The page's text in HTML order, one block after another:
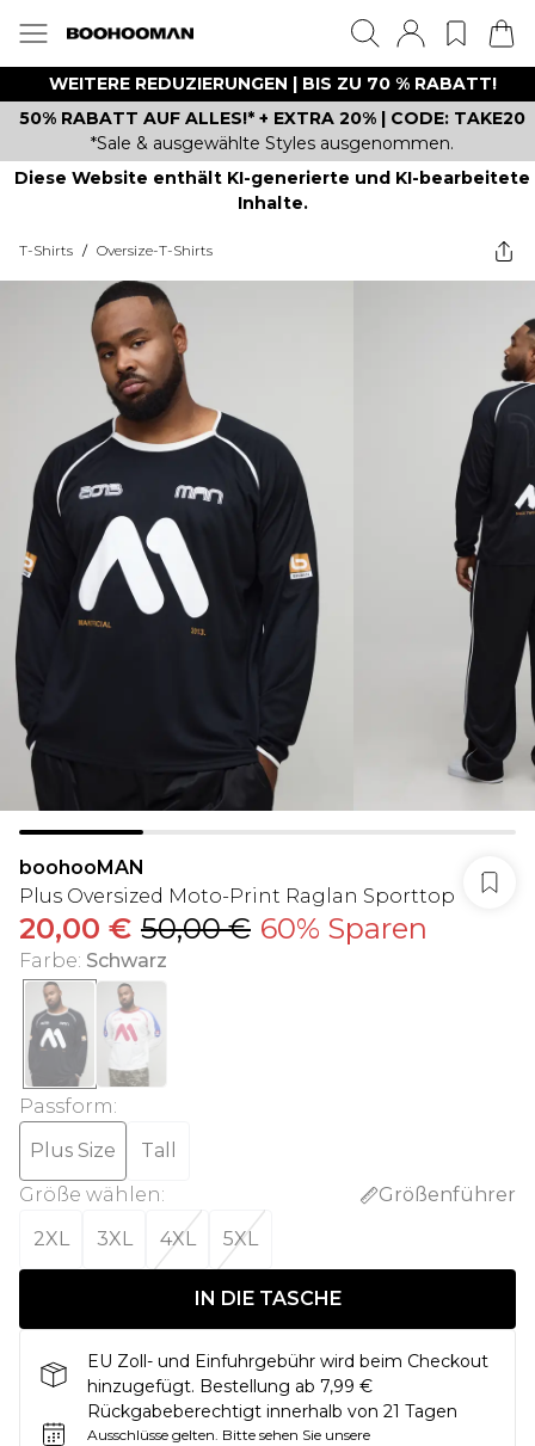
WEITERE REDUZIERUNGEN | BIS ZU 70 % RABATT!
50% RABATT AUF ALLES!* + EXTRA 20% | CODE: TAKE20
*Sale & ausgewählte Styles ausgenommen.
Diese Website enthält KI-generierte und KI-bearbeitete
Inhalte.
T-Shirts / Oversize-T-Shirts
boohooMAN
Plus Oversized Moto-Print Raglan Sporttop
20,00 € 50,00 € 60% Sparen
Farbe: Schwarz
Passform:
Plus Size
Tall
Größe wählen:
Größenführer
2XL
3XL 4XL 5XL
IN DIE TASCHE
EU Zoll- und Einfuhrgebühr wird beim Checkout
hinzugefügt. Bestellung ab 7,99 €
Rückgabeberechtigt innerhalb von 21 Tagen
Ausschlüsse gelten. Bitte sehen Sie unsere